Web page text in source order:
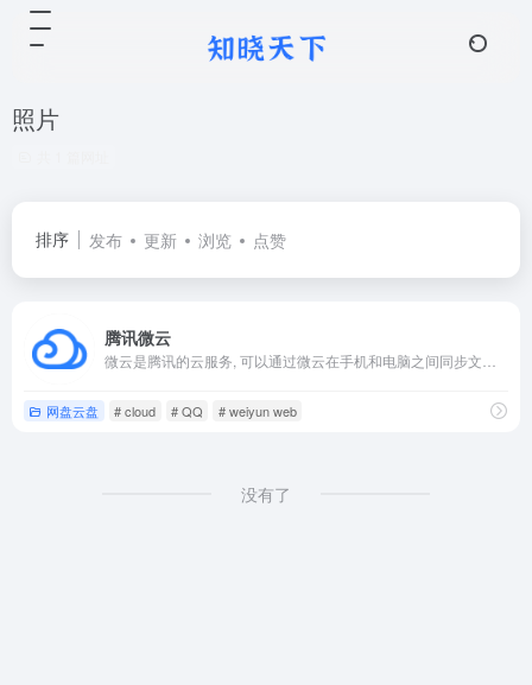
照片
排序 发布 更新 浏览 点赞
腾讯微云
网盘云盘 # cloud # QQ # weiyun web
没有了